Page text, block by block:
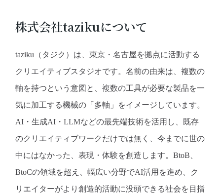
株式会社tazikuについて
taziku（タジク）は、東京・名古屋を拠点に活動する
クリエイティブスタジオです。名前の由来は、複数の
軸を持つという意図と、複数の工具が必要な製品を一
気に加工する機械の「多軸」をイメージしています。
AI・生成AI・LLMなどの最先端技術を活用し、既存
のクリエイティブワークだけでは無く、今までに世の
中にはなかった、表現・体験を創造します。BtoB、
BtoCの領域を超え、幅広い分野でAI活用を進め、ク
リエイターがより創造的活動に没頭できる社会を目指